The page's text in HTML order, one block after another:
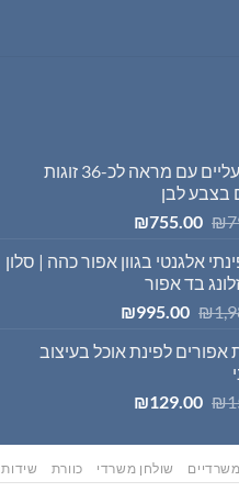
ארון נעליים עם מראה לכ-36 זוגות
בצבע לבן
₪ המחיר
היה:
₪799.00.
₪755.00
המחיר
הוא:
אלגנטי בגוון אפור כהה | סלון
בד אפור
₪ המחיר
היה:
₪995.00
המחיר
הוא:
אפורים לפינת אוכל בעיצוב
₪ המחיר
היה:
₪150.00.
₪129.00
המחיר
הוא:
₪129.00.
שולחן משרדי כוורת שידות